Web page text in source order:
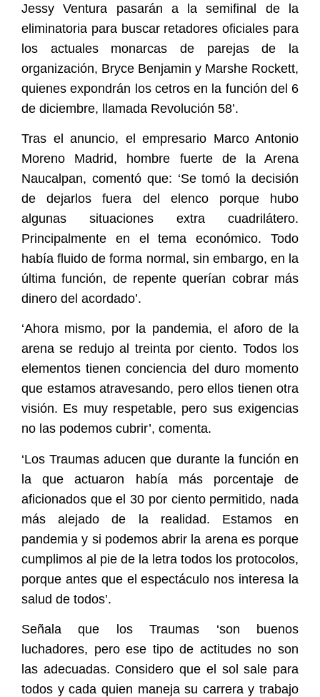
Jessy Ventura pasarán a la semifinal de la
eliminatoria para buscar retadores oficiales para
los actuales monarcas de parejas de la
organización, Bryce Benjamin y Marshe Rockett,
quienes expondrán los cetros en la función del 6
de diciembre, llamada Revolución 58’.
Tras el anuncio, el empresario Marco Antonio
Moreno Madrid, hombre fuerte de la Arena
Naucalpan, comentó que: ‘Se tomó la decisión
de dejarlos fuera del elenco porque hubo
algunas situaciones extra cuadrilátero.
Principalmente en el tema económico. Todo
había fluido de forma normal, sin embargo, en la
última función, de repente querían cobrar más
dinero del acordado’.
‘Ahora mismo, por la pandemia, el aforo de la
arena se redujo al treinta por ciento. Todos los
elementos tienen conciencia del duro momento
que estamos atravesando, pero ellos tienen otra
visión. Es muy respetable, pero sus exigencias
no las podemos cubrir’, comenta.
‘Los Traumas aducen que durante la función en
la que actuaron había más porcentaje de
aficionados que el 30 por ciento permitido, nada
más alejado de la realidad. Estamos en
pandemia y si podemos abrir la arena es porque
cumplimos al pie de la letra todos los protocolos,
porque antes que el espectáculo nos interesa la
salud de todos’.
Señala que los Traumas ‘son buenos
luchadores, pero ese tipo de actitudes no son
las adecuadas. Considero que el sol sale para
todos y cada quien maneja su carrera y trabajo